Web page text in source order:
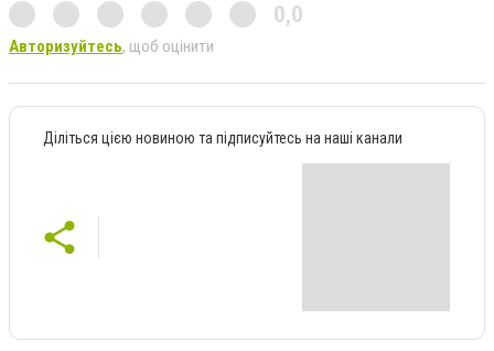
0,0
Авторизуйтесь, щоб оцінити
Діліться цією новиною та підписуйтесь на наші канали